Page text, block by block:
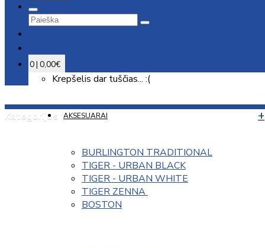
0 | 0,00€
Krepšelis dar tuščias... :(
Kategorijos AKSESUARAI
BURLINGTON TRADITIONAL
TIGER - URBAN BLACK
TIGER - URBAN WHITE
TIGER ZENNA
BOSTON